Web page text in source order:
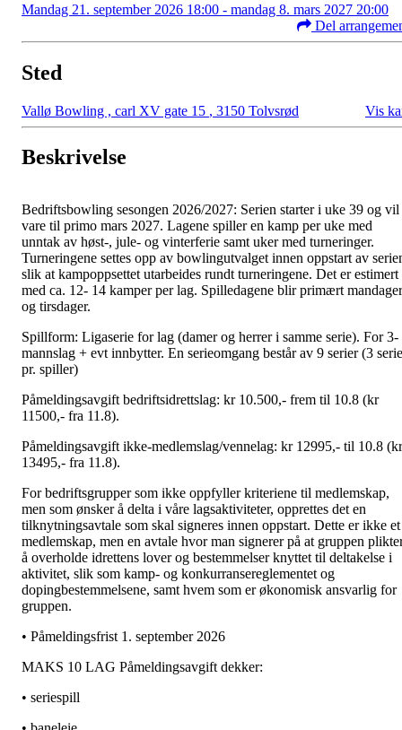
Mandag 21. september 2026 18:00 - mandag 8. mars 2027 20:00
Del
Sted
Vallø Bowling , carl XV gate 15 , 3150 Tolvsrød Vis
Beskrivelse
Bedriftsbowling sesongen 2026/2027: Serien starter i uke 39 og vil
vare til primo mars 2027. Lagene spiller en kamp per uke med
unntak av høst-, jule- og vinterferie samt uker med turneringer.
Turneringene settes opp av bowlingutvalget innen oppstart av
slik at kampoppsettet utarbeides rundt turneringene. Det er estimert
med ca. 12- 14 kamper per lag. Spilledagene blir primært mandager
og tirsdager.
Spillform: Ligaserie for lag (damer og herrer i samme serie). For 3-
mannslag + evt innbytter. En serieomgang består av 9 serier (3
pr. spiller)
Påmeldingsavgift bedriftsidrettslag: kr 10.500,- frem til 10.8 (kr
11500,- fra 11.8).
Påmeldingsavgift ikke-medlemslag/vennelag: kr 12995,- til 10.8 (kr
13495,- fra 11.8).
For bedriftsgrupper som ikke oppfyller kriteriene til medlemskap,
men som ønsker å delta i våre lagsaktiviteter, opprettes det en
tilknytningsavtale som skal signeres innen oppstart. Dette er ikke et
medlemskap, men en avtale hvor man signerer på at gruppen
å overholde idrettens lover og bestemmelser knyttet til deltakelse i
aktivitet, slik som kamp- og konkurransereglementet og
dopingbestemmelsene, samt hvem som er økonomisk ansvarlig for
gruppen.
• Påmeldingsfrist 1. september 2026
MAKS 10 LAG Påmeldingsavgift dekker:
• seriespill